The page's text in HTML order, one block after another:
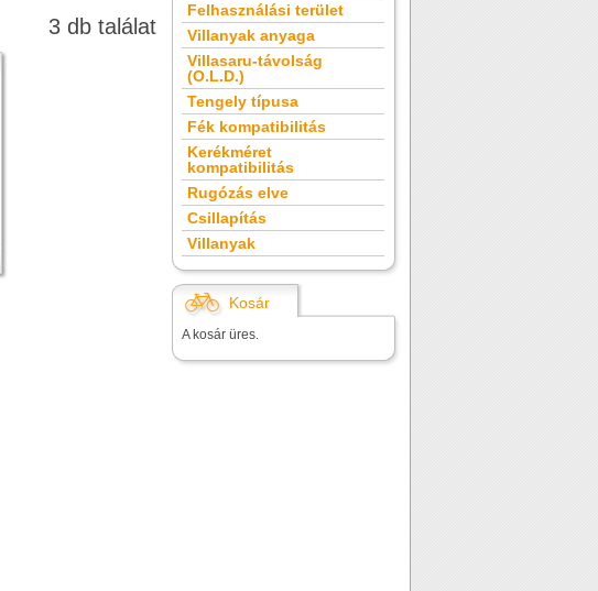
3 db találat
Felhasználási terület
Villanyak anyaga
Villasaru-távolság
(O.L.D.)
Tengely típusa
Fék kompatibilitás
Kerékméret
kompatibilitás
Rugózás elve
Csillapítás
Villanyak
Kosár
A kosár üres.